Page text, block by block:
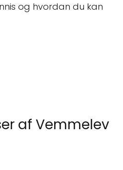
og hvordan du kan
af Vemmelev